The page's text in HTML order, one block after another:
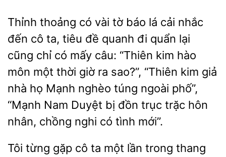
Thỉnh thoảng có vài tờ báo lá cải nhắc
đến cô ta, tiêu đề quanh đi quẩn lại
cũng chỉ có mấy câu: “Thiên kim hào
môn một thời giờ ra sao?”, “Thiên kim giả
nhà họ Mạnh nghèo túng ngoài phố”,
“Mạnh Nam Duyệt
đồn
hôn
nhân, chồng nghi có tình mới”.
Tôi từng gặp cô ta
lần trong thang